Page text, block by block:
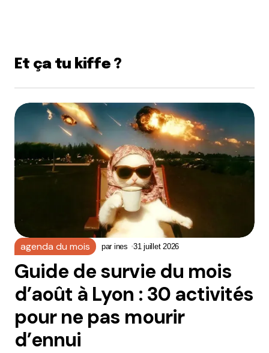
Et ça tu kiffe ?
agenda du mois par ines 31 juillet 2026
Guide de survie du mois
d’août à Lyon : 30 activités
pour ne pas mourir
d’ennui